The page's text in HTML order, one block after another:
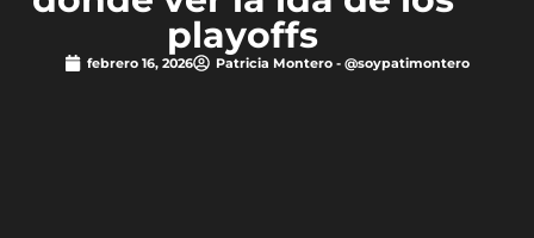
playoffs
febrero 16, 2026 Patricia Montero - @soypatimontero